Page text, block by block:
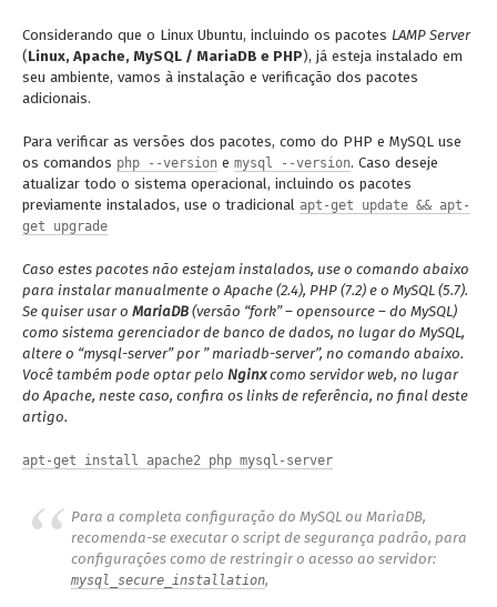
Considerando que o Linux Ubuntu, incluindo os pacotes LAMP Server
(Linux, Apache, MySQL / MariaDB e PHP), já esteja instalado em
seu ambiente, vamos à instalação e verificação dos pacotes
adicionais.
Para verificar as versões dos pacotes, como do PHP e MySQL use
os comandos php --version e mysql --version. Caso deseje
atualizar todo o sistema operacional, incluindo os pacotes
previamente instalados, use o tradicional apt-get update && apt-
get upgrade
Caso estes pacotes não estejam instalados, use o comando abaixo
para instalar manualmente o Apache (2.4), PHP (7.2) e o MySQL (5.7).
Se quiser usar o MariaDB (versão “fork” – opensource – do MySQL)
como sistema gerenciador de banco de dados, no lugar do MySQL,
altere o “mysql-server” por ” mariadb-server”, no comando abaixo.
Você também pode optar pelo Nginxcomo servidor web, no lugar
do Apache, neste caso, confira os links de referência, no final deste
artigo.
apt-get install apache2 php mysql-server
Para a completa configuração do MySQL ou MariaDB,
recomenda-se executar o script de segurança padrão, para
configurações como de restringir o acesso ao servidor:
mysql_secure_installation,